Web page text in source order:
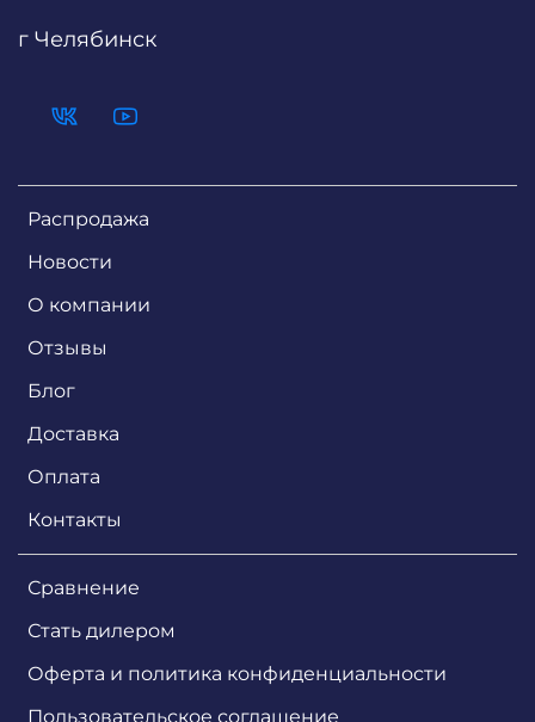
Распродажа
Новости
О компании
Отзывы
Блог
Доставка
Оплата
Контакты
Сравнение
Стать дилером
Оферта и политика конфиденциальности
Пользовательское соглашение
г Челябинск